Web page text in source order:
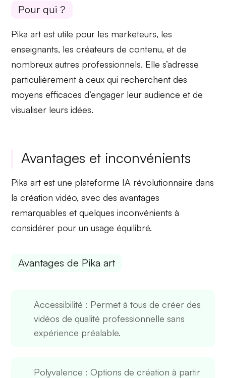
Pour qui ?
Pika art est utile pour les marketeurs, les
enseignants, lescréateurs de contenu, et de
nombreux autres professionnels. Elle s’adresse
particulièrement à ceux qui recherchent des
moyens efficaces d’engager leur audience et de
visualiser leurs idées.
Avantages et inconvénients
Pika art est une plateforme IA révolutionnaire dans
la création vidéo, avec des avantages
remarquables et quelques inconvénients à
considérer pour un usage équilibré.
Avantages de Pika art
Accessibilité : Permet à tous de créer des
vidéos de qualité professionnelle sans
expérience préalable.
Polyvalence : Options de création à partir